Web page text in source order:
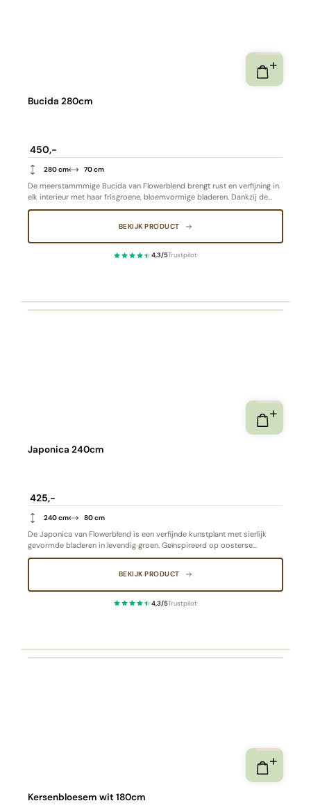
Bucida 280cm
450,-
280 cm 70 cm
De meerstammmige Bucida van Flowerblend brengt rust en verfijning in
elk interieur met haar frisgroene, bloemvormige bladeren. Dankzij de
hoogwaardige afwerking en natuurgetrouwe details oogt deze kunstplant
BEKIJK PRODUCT
4,3/5Trustpilot·
Japonica 240cm
425,-
240 cm 80 cm
De Japonica van Flowerblend is een verfijnde kunstplant met sierlijk
gevormde bladeren in levendig groen. Geïnspireerd op oosterse
elegantie, brengt ze rust en balans in elke ruimte. De hoge kwaliteit en
alternatief voor écht groen.BEKIJK PRODUCT
4,3/5Trustpilot·
Kersenbloesem wit 180cm